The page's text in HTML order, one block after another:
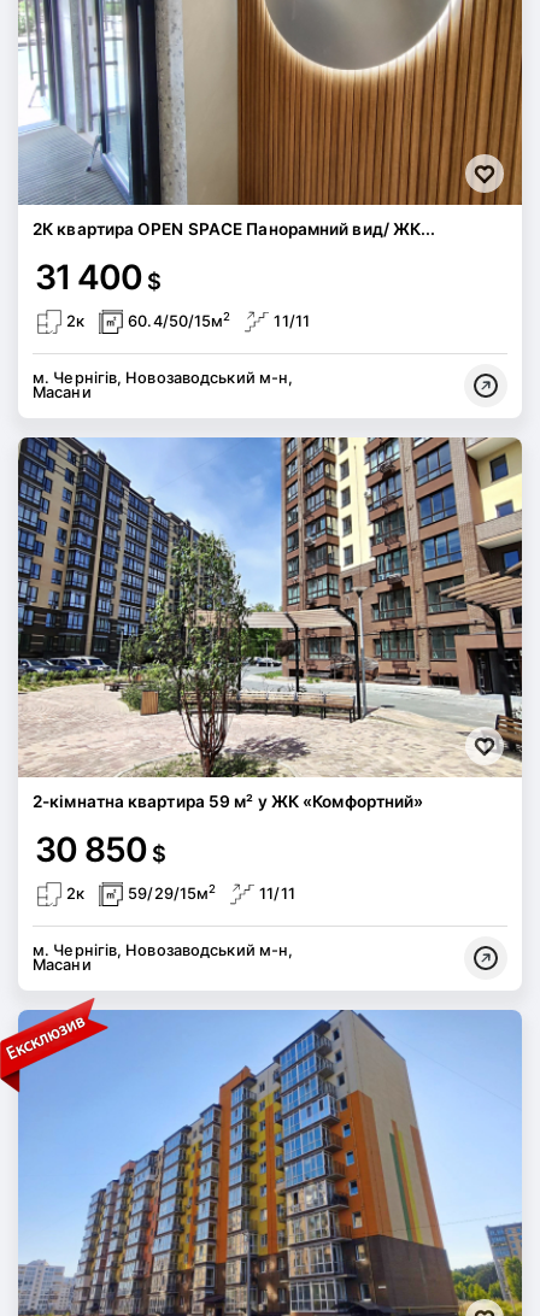
2К квартира OPEN SPACE Панорамний вид/ ЖК...
31 400 $
2к 60.4/50/15м2 11/11
м. Чернігів, Новозаводський м-н,
Масани
2-кімнатна квартира 59 м² у ЖК «Комфортний»
30 850 $
2к 59/29/15м2 11/11
м. Чернігів, Новозаводський м-н,
Масани